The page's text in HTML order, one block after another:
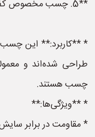
**5. چسب مخصوص کفش (Shoe Repair Glue):**
* **کاربرد:** این
طراحی شده‌اند و
چسب هستند.
* **ویژگی‌ها:**
* مقاومت در برابر